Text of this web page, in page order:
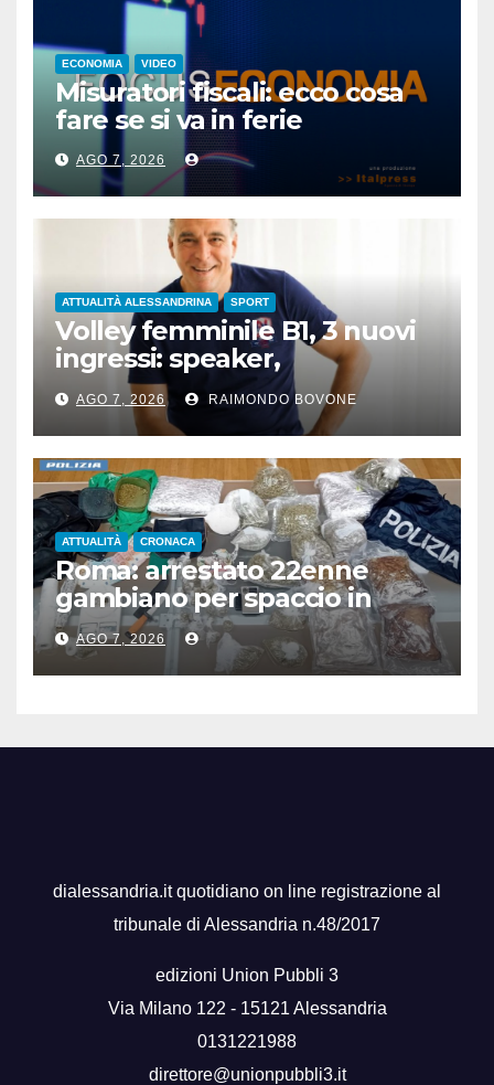
ECONOMIA VIDEO
Misuratori fiscali: ecco cosa
fare se si va in ferie
AGO 7, 2026
ATTUALITÀ ALESSANDRINA SPORT
Volley femminile B1, 3 nuovi
ingressi: speaker,
preparatore atletico e team
manager
AGO 7, 2026 RAIMONDO BOVONE
ATTUALITÀ CRONACA
Roma: arrestato 22enne
gambiano per spaccio in
stazione, aveva 7 Kg di droga
AGO 7, 2026
dialessandria.it quotidiano on line registrazione al
tribunale di Alessandria n.48/2017
edizioni Union Pubbli 3
Via Milano 122 - 15121 Alessandria
0131221988
direttore@unionpubbli3.it